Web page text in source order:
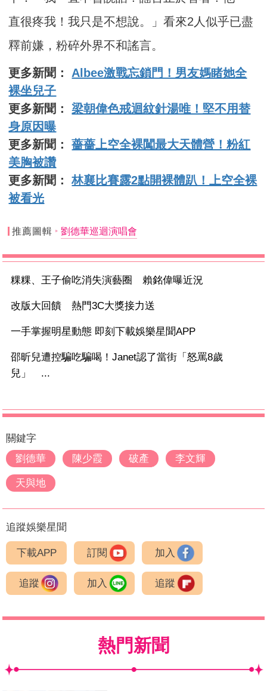
直很疼我！我只是不想說。」看來2人似乎已盡
釋前嫌，粉碎外界不和謠言。
更多新聞：Albee激戰忘鎖門！男友媽睹她全
裸坐兒子
更多新聞：梁朝偉色戒迴紋針湯唯！堅不用替
身原因曝
更多新聞：薔薔上空全裸闖最大天體營！粉紅
美胸被讚
更多新聞：林襄比賽露2點開裸體趴！上空全裸
被看光
推薦圖輯 劉德華巡迴演唱會
粿粿、王子偷吃消失演藝圈 賴銘偉曝近況
改版大回饋 熱門3C大獎接力送
一手掌握明星動態 即刻下載娛樂星聞APP
邵昕兒遭控騙吃騙喝！Janet認了當街「怒罵8歲
兒」 ...
關鍵字
劉德華
陳少霞 破產 李文輝
天與地
追蹤娛樂星聞
下載APP 訂閱 加入
追蹤 加入 追蹤
熱門新聞